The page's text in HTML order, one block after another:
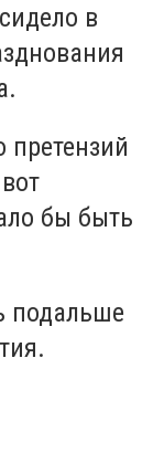
в
претензий
бы быть
подальше